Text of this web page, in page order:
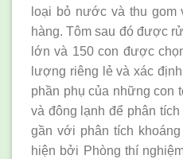
loại bỏ nước và thu gom
hàng. Tôm sau đó được
lớn và 150 con được
lượng riêng lẻ và xác
phần phụ của những con
và đông lạnh để phân
gần với phân tích
hiện bởi Phòng thí